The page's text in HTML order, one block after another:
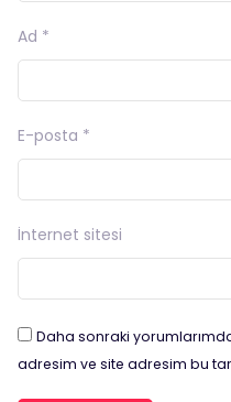
Ad *
E-posta *
İnternet sitesi
Daha sonraki
adresim ve site adresim bu